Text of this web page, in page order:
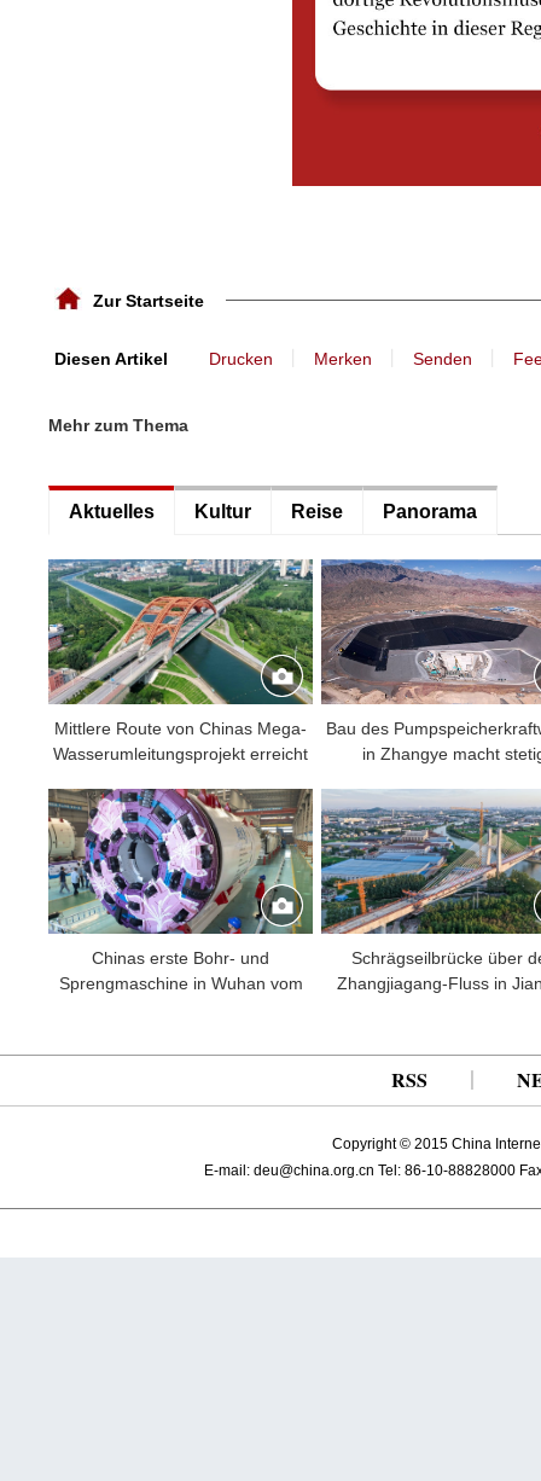
Zur Startseite
Diesen Artikel Drucken Merken Senden
Mehr zum Thema